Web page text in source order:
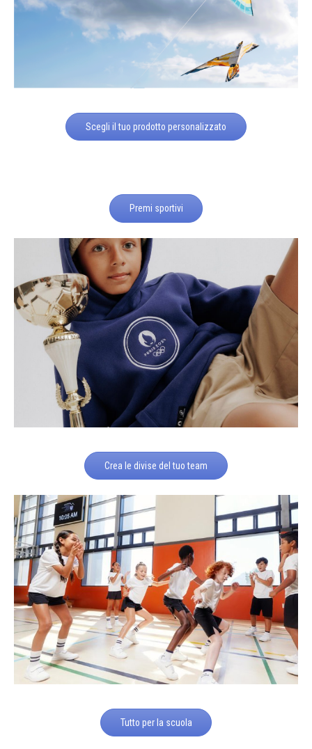
Scegli il tuo prodotto personalizzato
Premi sportivi
Crea le divise del tuo team
Tutto per la scuola